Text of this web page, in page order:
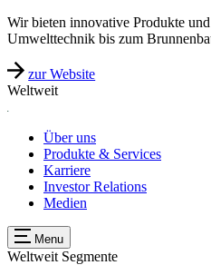
Wir bieten innovative Produkte
Umwelttechnik bis zum
zur Website
Weltweit
Über uns
Produkte & Services
Karriere
Investor Relations
Medien
Menu
Weltweit Segmente